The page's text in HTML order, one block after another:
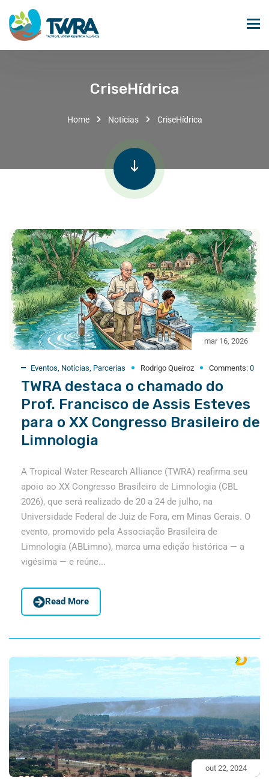
CriseHídrica
Home Notícias CriseHídrica
mar 16, 2026
Eventos Notícias Parcerias Rodrigo Queiroz Comments: 0
TWRA destaca o chamado do
Prof. Francisco de Assis Esteves
para o XX Congresso Brasileiro de
Limnologia
A Tropical Water Research Alliance (TWRA) reafirma seu
apoio ao XX Congresso Brasileiro de Limnologia (CBL
2026), que será realizado de 20 a 24 de julho, na
Universidade Federal de Juiz de Fora, em Minas Gerais. O
evento, promovido pela Associação Brasileira de
Limnologia (ABLimno), marca uma edição histórica — a
vigésima — e reúne...
Read More
out 22, 2024